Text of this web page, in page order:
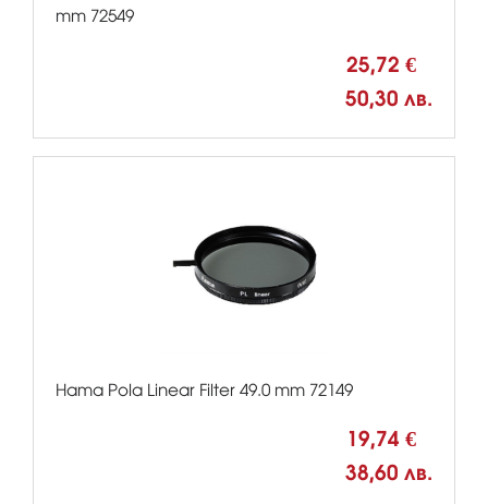
mm 72549
25,72 €
50,30 лв.
Hama Pola Linear Filter 49.0 mm 72149
19,74 €
38,60 лв.